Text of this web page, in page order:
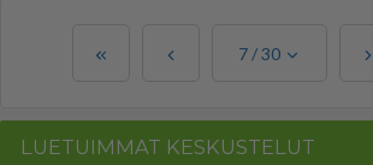
7 /30
LUETUIMMAT KESKUSTELUT